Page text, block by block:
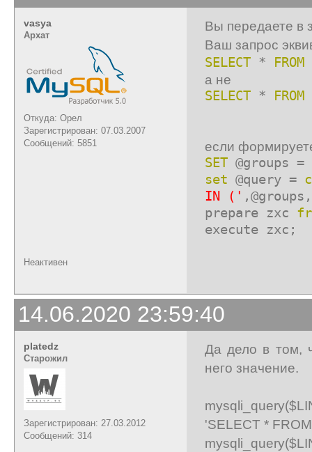
vasya
Архат
Откуда: Орел
Зарегистрирован: 07.03.2007
Сообщений: 5851
Вы передаете в
Ваш запрос
SELECT * FROM
а не
SELECT * FROM
если
SET @groups =
set @query =
IN (' ,@groups,
prepare zxc
execute zxc;
Неактивен
14.06.2020 23:59:40
platedz
Старожил
Зарегистрирован: 27.03.2012
Сообщений: 314
Да дело в том,
него значение.
'SELECT *